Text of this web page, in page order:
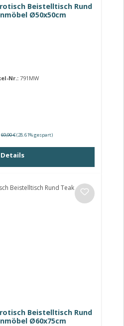
Beistelltisch Rund
Ø50x50cm
Nr.: 791MW
Regulärer Preis:
69,90 €(28.61% gespart)
Details
Beistelltisch Rund
Ø60x75cm